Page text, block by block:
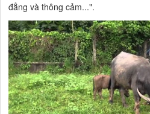
đẳng và thông cảm...".